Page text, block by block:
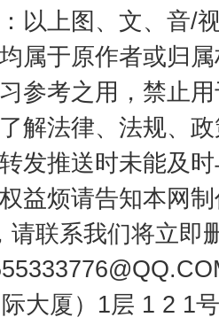
：以上图、文、音/
属于原作者或归
参考之用，禁止
解法律、法规、
发推送时未能及
益烦请告知本网
请联系我们将立即
大厦）1层 1 2 1
被判无期 从幼